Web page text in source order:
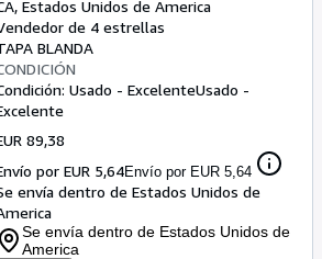
Estados Unidos de America
de 4 estrellas
BLANDA
Usado - ExcelenteUsado -
89,38
por EUR 5,64Envío por EUR 5,64
envía dentro de Estados Unidos de
Se envía dentro de Estados Unidos de
America